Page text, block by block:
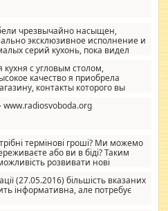
чрезвычайно насыщен,
эксклюзивное исполнение и
серий кухонь, пока видел
креативненько и что главное -
наворотов удорожающих
кухня с угловым столом,
качество я приобрела
контакты которого вы
www.radiosvoboda.org
термінові гроші? Ми можемо
або ви в біді? Таким
розвивати нові
дати їм шанс. Кожен
оскільки влада не зможе, вони
нас нема багато суми, і зрілість
(27.05.2016) більшість вказаних
інформативна, але потребує